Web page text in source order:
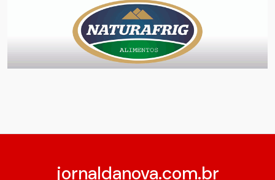
jornaldanova.com.br